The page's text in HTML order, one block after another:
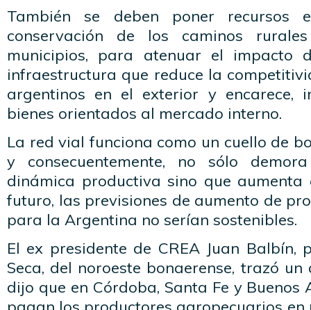
También se deben poner recursos
conservación de los caminos
municipios, para atenuar el impacto
infraestructura que reduce la
argentinos en el exterior y encarece,
bienes orientados al mercado interno.
La red vial funciona como un cuello de
y consecuentemente, no sólo
dinámica productiva sino que aumenta
futuro, las previsiones de aumento de
para la Argentina no serían sostenibles.
El ex presidente de CREA Juan Balbín,
Seca, del noroeste bonaerense, trazó
dijo que en Córdoba, Santa Fe y